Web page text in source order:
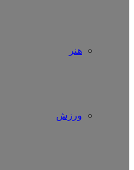
هنر
ورزش